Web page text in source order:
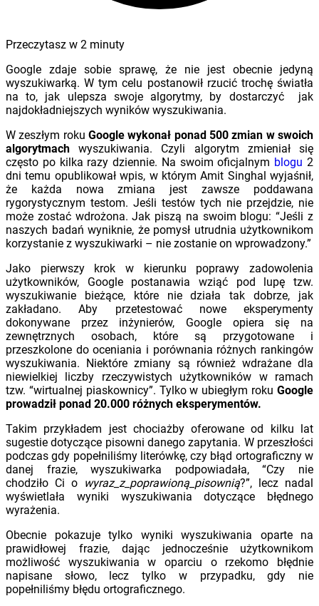
Przeczytasz w 2 minuty
Google zdaje sobie sprawę, że nie jest obecnie jedyną
wyszukiwarką. W tym celu postanowił rzucić trochę światła
na to, jak ulepsza swoje algorytmy, by dostarczyć jak
najdokładniejszych wyników wyszukiwania.
W zeszłym roku Google wykonał ponad 500 zmian w swoich
algorytmach wyszukiwania. Czyli algorytm zmieniał się
często po kilka razy dziennie. Na swoim oficjalnym blogu 2
dni temu opublikował wpis, w którym Amit Singhal wyjaśnił,
że każda nowa zmiana jest zawsze poddawana
rygorystycznym testom. Jeśli testów tych nie przejdzie, nie
może zostać wdrożona. Jak piszą na swoim blogu: “Jeśli z
naszych badań wyniknie, że pomysł utrudnia użytkownikom
korzystanie z wyszukiwarki – nie zostanie on wprowadzony.”
Jako pierwszy krok w kierunku poprawy zadowolenia
użytkowników, Google postanawia wziąć pod lupę tzw.
wyszukiwanie bieżące, które nie działa tak dobrze, jak
zakładano. Aby przetestować nowe eksperymenty
dokonywane przez inżynierów, Google opiera się na
zewnętrznych osobach, które są przygotowane i
przeszkolone do oceniania i porównania różnych rankingów
wyszukiwania. Niektóre zmiany są również wdrażane dla
niewielkiej liczby rzeczywistych użytkowników w ramach
tzw. “wirtualnej piaskownicy”. Tylko w ubiegłym roku Google
prowadził ponad 20.000 różnych eksperymentów.
Takim przykładem jest chociażby oferowane od kilku lat
sugestie dotyczące pisowni danego zapytania. W przeszłości
podczas gdy popełniliśmy literówkę, czy błąd ortograficzny w
danej frazie, wyszukiwarka podpowiadała, “Czy nie
chodziło Ci o wyraz_z_poprawioną_pisownią?”, lecz nadal
wyświetlała wyniki wyszukiwania dotyczące błędnego
wyrażenia.
Obecnie pokazuje tylko wyniki wyszukiwania oparte na
prawidłowej frazie, dając jednocześnie użytkownikom
możliwość wyszukiwania w oparciu o rzekomo błędnie
napisane słowo, lecz tylko w przypadku, gdy nie
popełniliśmy błędu ortograficznego.